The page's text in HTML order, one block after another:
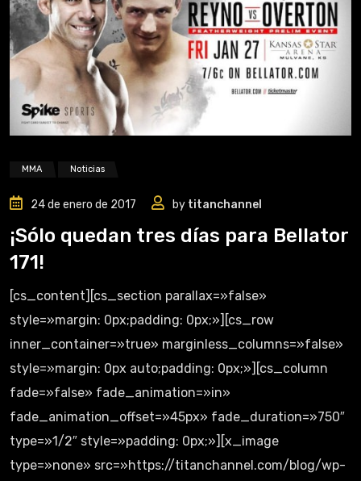
MMA Noticias
24 de enero de 2017 by titanchannel
¡Sólo quedan tres días para Bellator
171!
[cs_content][cs_section parallax=»false»
style=»margin: 0px;padding: 0px;»][cs_row
inner_container=»true» marginless_columns=»false»
style=»margin: 0px auto;padding: 0px;»][cs_column
fade=»false» fade_animation=»in»
fade_animation_offset=»45px» fade_duration=»750″
type=»1/2″ style=»padding: 0px;»][x_image
type=»none» src=»https://titanchannel.com/blog/wp-